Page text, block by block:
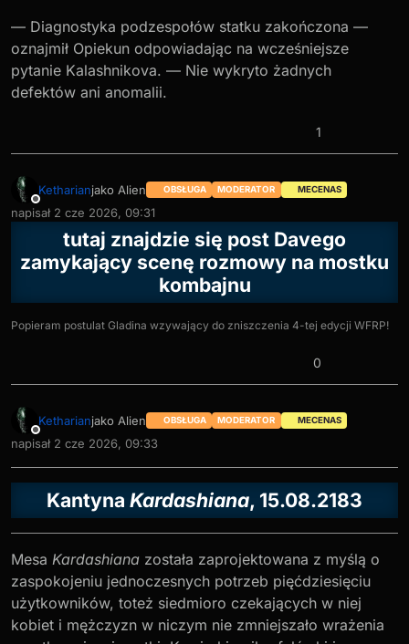
— Diagnostyka podzespołów statku zakończona —
oznajmił Opiekun odpowiadając na wcześniejsze
pytanie Kalashnikova. — Nie wykryto żadnych
defektów ani anomalii.
1
Niedostępny
Ketharianjako Alien OBSŁUGA MODERATOR MECENAS
napisał 2 cze 2026, 09:31
ostatnio edytowany przez
tutaj znajdzie się post Davego
zamykający scenę rozmowy na mostku
kombajnu
Popieram postulat Gladina wzywający do zniszczenia 4-tej edycji WFRP!
0
Niedostępny
Ketharianjako Alien OBSŁUGA MODERATOR MECENAS
napisał 2 cze 2026, 09:33
ostatnio edytowany przez
Kantyna Kardashiana, 15.08.2183
Mesa Kardashiana została zaprojektowana z myślą o
zaspokojeniu jednoczesnych potrzeb pięćdziesięciu
użytkowników, toteż siedmioro czekających w niej
kobiet i mężczyzn w niczym nie zmniejszało wrażenia